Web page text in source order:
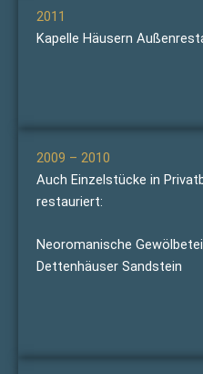
2011
Kapelle Häusern
2009 – 2010
Auch Einzelstücke in
restauriert:
Neoromanische
Dettenhäuser Sandstein